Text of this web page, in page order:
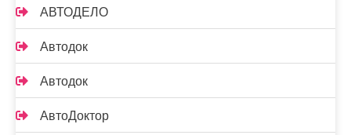
АВТОДЕЛО
Автодок
Автодок
АвтоДоктор